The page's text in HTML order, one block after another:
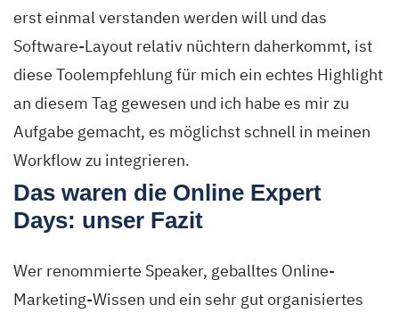
erst einmal verstanden werden will und das
Software-Layout relativ nüchtern daherkommt, ist
diese Toolempfehlung für mich ein echtes Highlight
an diesem Tag gewesen und ich habe es mir zu
Aufgabe gemacht, es möglichst schnell in meinen
Workflow zu integrieren.
Das waren die Online Expert
Days: unser Fazit
Wer renommierte Speaker, geballtes Online-
Marketing-Wissen und ein sehr gut organisiertes